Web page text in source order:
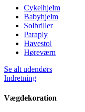
Cykelhjelm
Babyhjelm
Solbriller
Paraply
Havestol
Høreværn
Se alt udendørs
Indretning
Vægdekoration